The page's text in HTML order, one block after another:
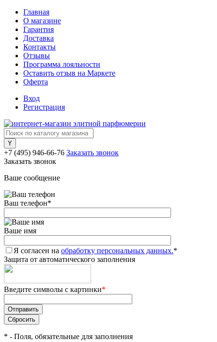
Главная
О магазине
Гарантия
Доставка
Контакты
Отзывы
Программа лояльности
Оставить отзыв на Маркете
Оферта
Вход
Регистрация
+7 (495) 946-66-76 Заказать звонок
Заказать звонок
Ваше сообщение
Ваш телефон*
Ваше имя
Я согласен на обработку персональных данных.*
Защита от автоматического заполнения
Введите символы с картинки*
* - Поля, обязательные для заполнения